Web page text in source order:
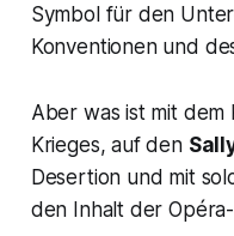
Symbol für den
Konventionen und
Aber was ist mit
Krieges, auf den
Desertion und mit
den Inhalt der